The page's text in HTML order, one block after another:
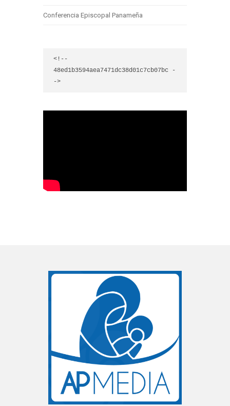
Conferencia Episcopal Panameña
<!--
48ed1b3594aea7471dc38d01c7cb07bc -
->